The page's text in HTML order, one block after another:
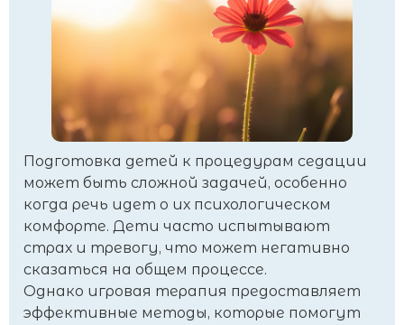
Подготовка детей к процедурам седации
может быть сложной задачей, особенно
когда речь идет о их психологическом
комфорте. Дети часто испытывают
страх и тревогу, что может негативно
сказаться на общем процессе.
Однако игровая терапия предоставляет
эффективные методы, которые помогут